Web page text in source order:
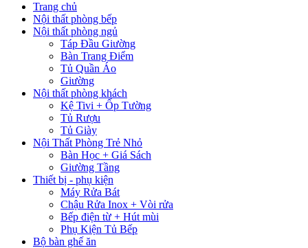
Trang chủ
Nội thất phòng bếp
Nội thất phòng ngủ
Táp Đầu Giường
Bàn Trang Điểm
Tủ Quần Áo
Giường
Nội thất phòng khách
Kệ Tivi + Ốp Tường
Tủ Rượu
Tủ Giày
Nội Thất Phòng Trẻ Nhỏ
Bàn Học + Giá Sách
Giường Tầng
Thiết bị - phụ kiện
Máy Rửa Bát
Chậu Rửa Inox + Vòi rửa
Bếp điện từ + Hút mùi
Phụ Kiện Tủ Bếp
Bộ bàn ghế ăn